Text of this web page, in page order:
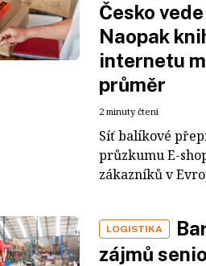
Česko
Naopak
internetu
průměr
2 minuty čtení
Síť balíkové
průzkumu E-
zákazníků v
LOGISTIKA
zájmů